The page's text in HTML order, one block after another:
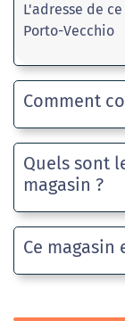
L'adresse de
Porto-Vecchio
Comment
Quels sont
magasin ?
Ce